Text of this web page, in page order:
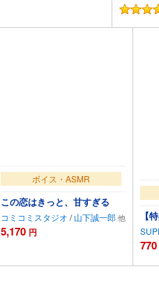
ボイス・ASMR
この恋はきっと、甘すぎる
コミコミスタジオ / 山下誠一郎
5,170 円
【
770